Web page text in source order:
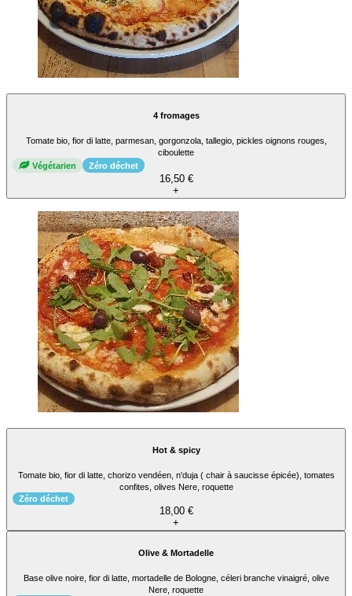
4 fromages
Tomate bio, fior di latte, parmesan, gorgonzola, tallegio, pickles oignons rouges,
ciboulette
Végétarien
Zéro déchet
16,50 €
+
Hot & spicy
Tomate bio, fior di latte, chorizo vendéen, n'duja ( chair à saucisse épicée), tomates
confites, olives Nere, roquette
Zéro déchet
18,00 €
+
Olive & Mortadelle
Base olive noire, fior di latte, mortadelle de Bologne, céleri branche vinaigré, olive
Nere, roquette